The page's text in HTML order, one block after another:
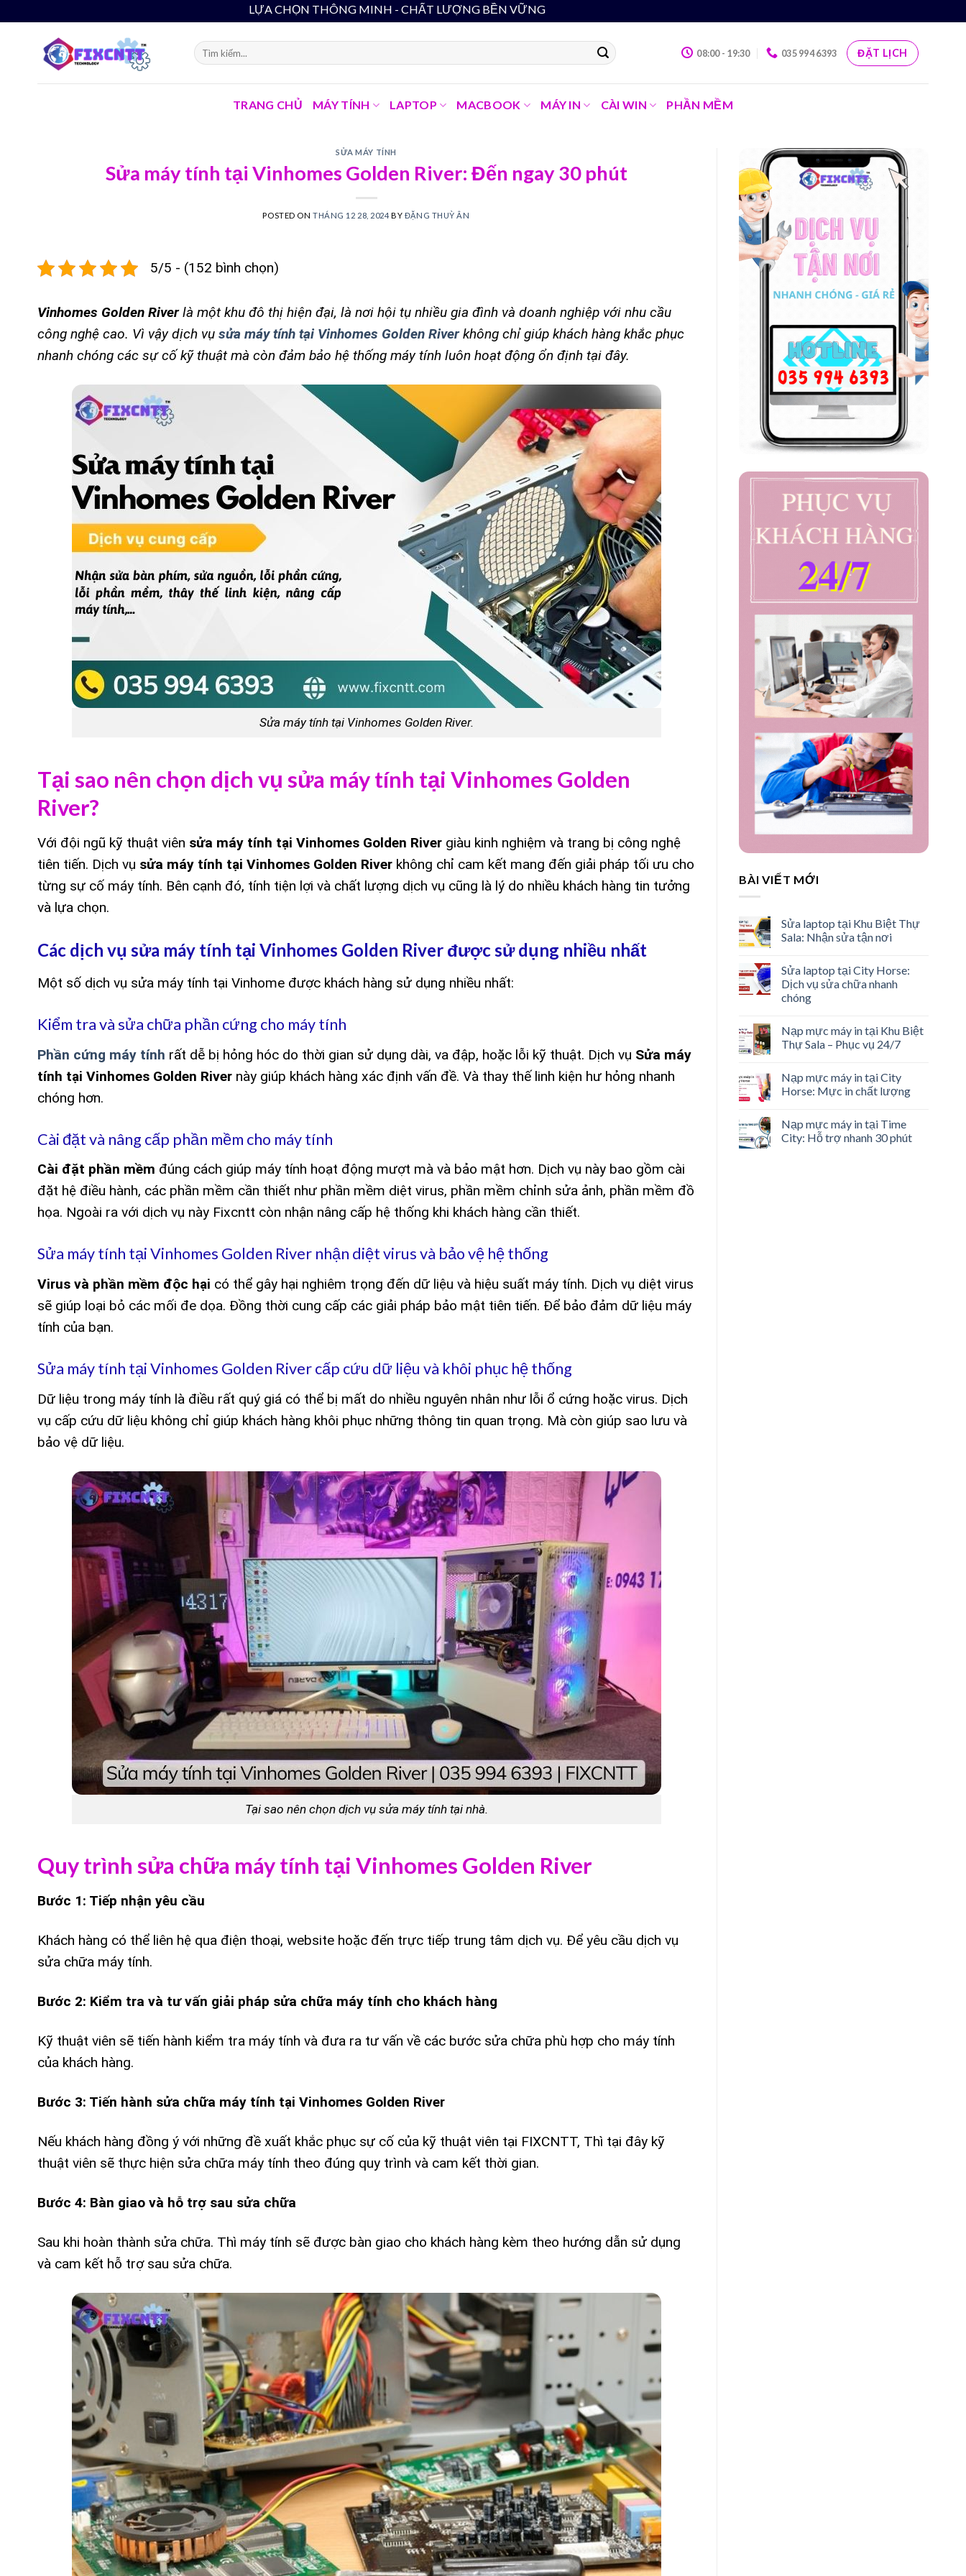
to
LỰA CHỌN THÔNG MINH - CHẤT LƯỢNG BỀN VỮNG
08:00 - 19:30 035 994 6393 ĐẶT LỊCH
TRANG CHỦ MÁY TÍNH LAPTOP MACBOOK MÁY IN CÀI WIN PHẦN MỀM
SỬA MÁY TÍNH
Sửa máy tính tại Vinhomes Golden River: Đến ngay 30 phút
POSTED ONTHÁNG 12 28, 2024 BY ĐẶNG THUỲ ÂN
5/5 - (152 bình chọn)
Vinhomes Golden Riverlà một khu đô thị hiện đại, là nơi hội tụ nhiều gia đình và doanh nghiệp với nhu cầu
công nghệ cao. Vì vậy dịch vụ sửa máy tính tại Vinhomes Golden Riverkhông chỉ giúp khách hàng khắc phục
nhanh chóng các sự cố kỹ thuật mà còn đảm bảo hệ thống máy tính luôn hoạt động ổn định tại đây.
Sửa máy tính tại Vinhomes Golden River.
Tại sao nên chọn dịch vụ sửa máy tính tại Vinhomes Golden
River?
Với đội ngũ kỹ thuật viên sửa máy tính tại Vinhomes Golden River giàu kinh nghiệm và trang bị công nghệ
tiên tiến. Dịch vụ sửa máy tính tại Vinhomes Golden River không chỉ cam kết mang đến giải pháp tối ưu cho
từng sự cố máy tính. Bên cạnh đó, tính tiện lợi và chất lượng dịch vụ cũng là lý do nhiều khách hàng tin tưởng
và lựa chọn.
Các dịch vụ sửa máy tính tại Vinhomes Golden River được sử dụng nhiều nhất
Một số dịch vụ sửa máy tính tại Vinhome được khách hàng sử dụng nhiều nhất:
Kiểm tra và sửa chữa phần cứng cho máy tính
Phần cứng máy tính rất dễ bị hỏng hóc do thời gian sử dụng dài, va đập, hoặc lỗi kỹ thuật. Dịch vụ Sửa máy
tính tại Vinhomes Golden River này giúp khách hàng xác định vấn đề. Và thay thế linh kiện hư hỏng nhanh
chóng hơn.
Cài đặt và nâng cấp phần mềm cho máy tính
Cài đặt phần mềm đúng cách giúp máy tính hoạt động mượt mà và bảo mật hơn. Dịch vụ này bao gồm cài
đặt hệ điều hành, các phần mềm cần thiết như phần mềm diệt virus, phần mềm chỉnh sửa ảnh, phần mềm đồ
họa. Ngoài ra với dịch vụ này Fixcntt còn nhận nâng cấp hệ thống khi khách hàng cần thiết.
Sửa máy tính tại Vinhomes Golden River nhận diệt virus và bảo vệ hệ thống
Virus và phần mềm độc hại có thể gây hại nghiêm trọng đến dữ liệu và hiệu suất máy tính. Dịch vụ diệt virus
sẽ giúp loại bỏ các mối đe dọa. Đồng thời cung cấp các giải pháp bảo mật tiên tiến. Để bảo đảm dữ liệu máy
tính của bạn.
Sửa máy tính tại Vinhomes Golden River cấp cứu dữ liệu và khôi phục hệ thống
Dữ liệu trong máy tính là điều rất quý giá có thể bị mất do nhiều nguyên nhân như lỗi ổ cứng hoặc virus. Dịch
vụ cấp cứu dữ liệu không chỉ giúp khách hàng khôi phục những thông tin quan trọng. Mà còn giúp sao lưu và
bảo vệ dữ liệu.
Tại sao nên chọn dịch vụ sửa máy tính tại nhà.
Quy trình sửa chữa máy tính tại Vinhomes Golden River
Bước 1: Tiếp nhận yêu cầu
Khách hàng có thể liên hệ qua điện thoại, website hoặc đến trực tiếp trung tâm dịch vụ. Để yêu cầu dịch vụ
sửa chữa máy tính.
Bước 2: Kiểm tra và tư vấn giải pháp sửa chữa máy tính cho khách hàng
Kỹ thuật viên sẽ tiến hành kiểm tra máy tính và đưa ra tư vấn về các bước sửa chữa phù hợp cho máy tính
của khách hàng.
Bước 3: Tiến hành sửa chữa máy tính tại Vinhomes Golden River
Nếu khách hàng đồng ý với những đề xuất khắc phục sự cố của kỹ thuật viên tại FIXCNTT, Thì tại đây kỹ
thuật viên sẽ thực hiện sửa chữa máy tính theo đúng quy trình và cam kết thời gian.
Bước 4: Bàn giao và hỗ trợ sau sửa chữa
Sau khi hoàn thành sửa chữa. Thì máy tính sẽ được bàn giao cho khách hàng kèm theo hướng dẫn sử dụng
và cam kết hỗ trợ sau sửa chữa.
BÀI VIẾT MỚI
Sửa laptop tại Khu Biệt Thự
Sala: Nhận sửa tận nơi
Sửa laptop tại City Horse:
Dịch vụ sửa chữa nhanh
chóng
Nạp mực máy in tại Khu Biệt
Thự Sala – Phục vụ 24/7
Nạp mực máy in tại City
Horse: Mực in chất lượng
Nạp mực máy in tại Time
City: Hỗ trợ nhanh 30 phút